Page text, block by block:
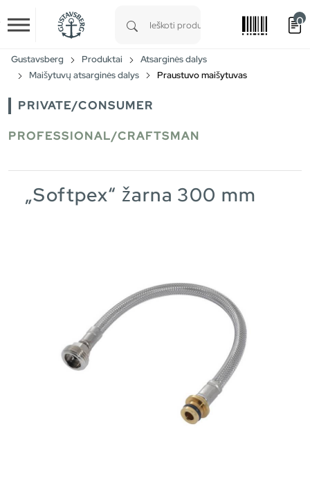
Skip to main content
0
Gustavsberg Produktai
Atsarginės dalys
Maišytuvų atsarginės dalys
Praustuvo maišytuvas
PRIVATE/CONSUMER
PROFESSIONAL/CRAFTSMAN
„Softpex“ žarna 300 mm